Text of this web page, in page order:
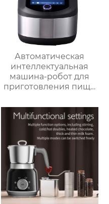
Автоматическая
интеллектуальная
машина-робот для
приготовления пищи
машина для
приготовления
овощей Термомиксер